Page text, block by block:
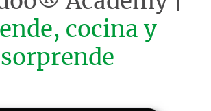
cocina y
sorprende